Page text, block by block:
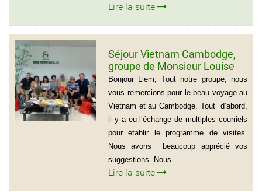
Lire la suite
Séjour Vietnam Cambodge,
groupe de Monsieur Louise
De Seve, 3 semaines
Bonjour Liem, Tout notre groupe, nous
vous remercions pour le beau voyage au
Vietnam et au Cambodge. Tout d’abord,
il y a eu l’échange de multiples courriels
pour établir le programme de visites.
Nous avons beaucoup apprécié vos
suggestions. Nous...
Lire la suite